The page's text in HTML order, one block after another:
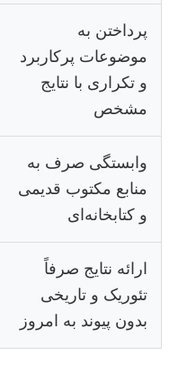
پرداختن به
موضوعات پرکاربرد
و تکراری با نتایج
مشخص
وابستگی صرف به
منابع مکتوب قدیمی
و کتابخانه‌ای
ارائه نتایج صرفاً
تئوریک و تاریخی
بدون پیوند به امروز